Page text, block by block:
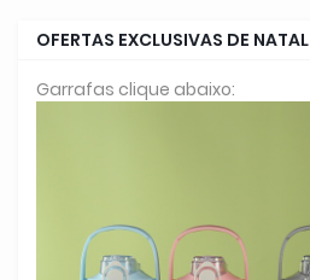
OFERTAS EXCLUSIVAS DE NATAL
Garrafas clique abaixo: